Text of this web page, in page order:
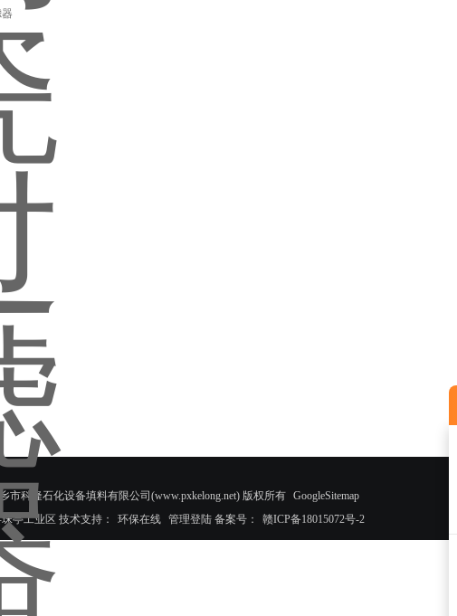
市科隆石化设备填料有限公司(www.pxkelong.net) 版权所有 GoogleSitemap
亭工业区 技术支持：
环保在线 管理登陆 备案号： 赣ICP备18015072号-2